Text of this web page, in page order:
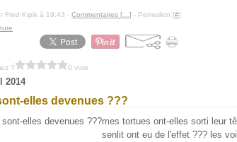
Fred Kipik à 19:43 - Commentaires [ ] - Permalien [#]
? 0 vote
2014
elles devenues ???
mes tortues ont-elles sorti leur
senlit ont eu de l'effet ??? les